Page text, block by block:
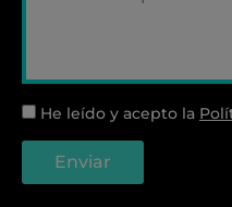
He leído y acepto la
Enviar